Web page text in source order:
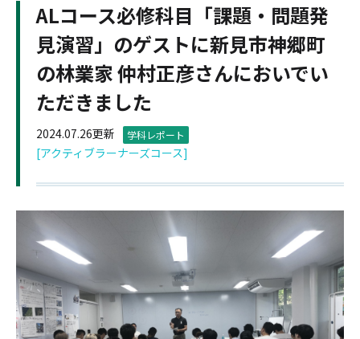
ALコース必修科目「課題・問題発
見演習」のゲストに新見市神郷町
の林業家 仲村正彦さんにおいでい
ただきました
2024.07.26更新 学科レポート
[アクティブラーナーズコース]